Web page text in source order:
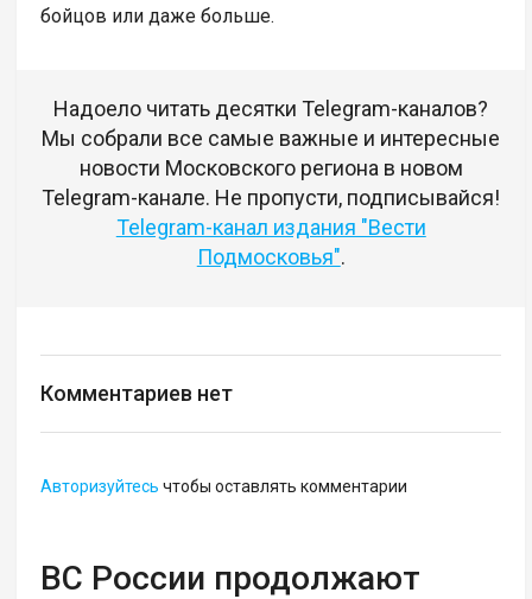
бойцов или даже больше.
Надоело читать десятки Telegram-каналов?
Мы собрали все самые важные и интересные
новости Московского региона в новом
Telegram-канале. Не пропусти, подписывайся!
Telegram-канал издания "Вести
Подмосковья".
Комментариев нет
Авторизуйтесь чтобы оставлять комментарии
ВС России продолжают